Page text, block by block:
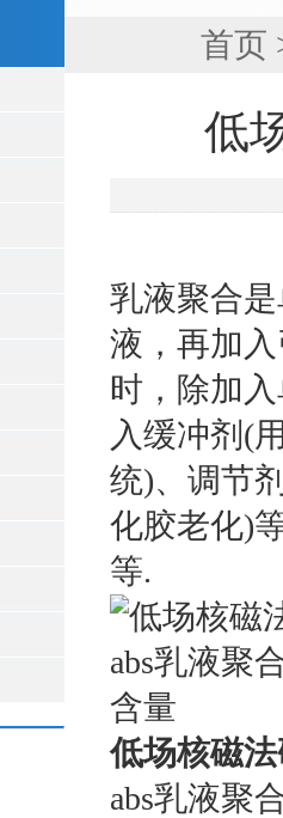
首页
低
乳液聚合
液，再加
时，除加
入缓冲剂(
统)、调节
化胶老化)
等.
低场核磁
abs乳液聚